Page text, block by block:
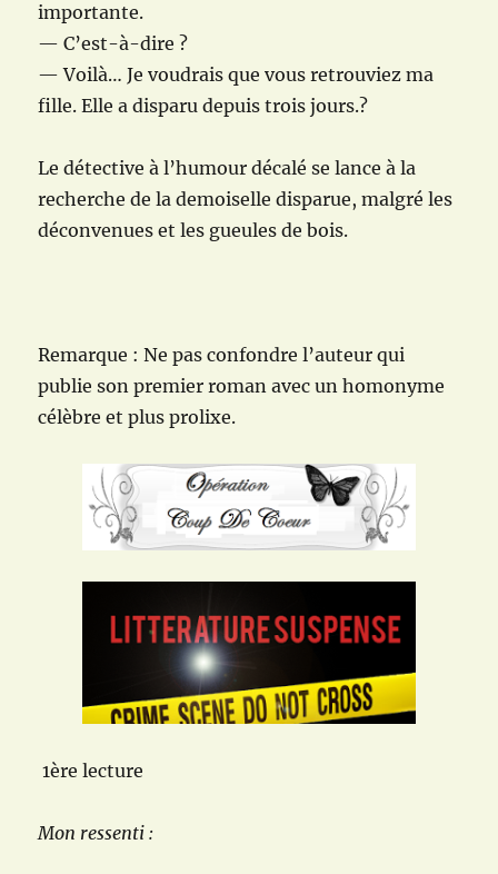
importante.
— C’est-à-dire ?
— Voilà… Je voudrais que vous retrouviez ma
fille. Elle a disparu depuis trois jours.?
Le détective à l’humour décalé se lance à la
recherche de la demoiselle disparue, malgré les
déconvenues et les gueules de bois.
Remarque : Ne pas confondre l’auteur qui
publie son premier roman avec un homonyme
célèbre et plus prolixe.
1ère lecture
Mon ressenti :